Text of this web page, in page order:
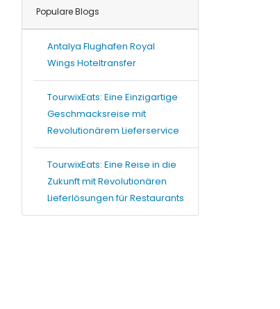
Populare Blogs
Antalya Flughafen Royal
Wings Hoteltransfer
TourwixEats: Eine Einzigartige
Geschmacksreise mit
Revolutionärem Lieferservice
TourwixEats: Eine Reise in die
Zukunft mit Revolutionären
Lieferlösungen für Restaurants